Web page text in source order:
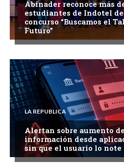
Abinader reconoce más
estudiantes de Indotel
concurso “Buscamos el
Futuro”
LA REPUBLICA
Alertan sobre aumento
información desde
sin que el usuario lo note